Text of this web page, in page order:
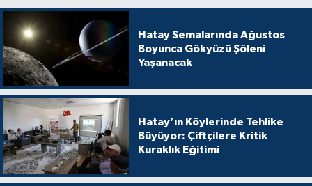
Hatay Semalarında Ağustos
Boyunca Gökyüzü Şöleni
Yaşanacak
Hatay’ın Köylerinde Tehlike
Büyüyor: Çiftçilere Kritik
Kuraklık Eğitimi